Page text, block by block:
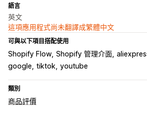
語言
英文
這項應用程式尚未翻譯成繁體中文
可與以下項目搭配使用
Shopify Flow Shopify 管理介面
google tiktok youtube
類別
商品評價